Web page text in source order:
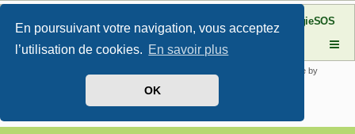
En poursuivant votre navigation, vous acceptez
l’utilisation de cookies. En savoir plus
OK
Site FibromyalgieSOS Forum de l'association FibromyalgieSOS
® Forum Software © phpBB Limited | SE Square by
Traduit par